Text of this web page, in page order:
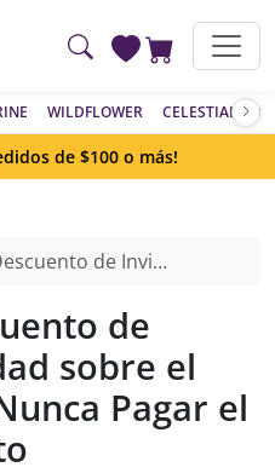
WILDFLOWER CELESTIAL
de $100 o más!
sobre el MSRP y Cómo Nunca Pagar el Precio Completo
de
sobre el
Pagar el